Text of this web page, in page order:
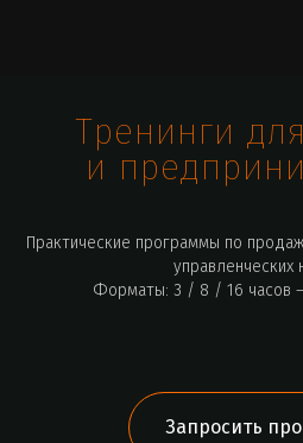
Тренинги
и
Практические программы по
управленческих
Форматы: 3 / 8 / 16 часов
Запросить